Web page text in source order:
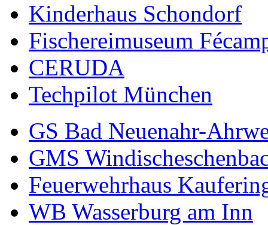
Kinderhaus Schondorf
Fischereimuseum
CERUDA
Techpilot München
GS Bad Neuenahr-
GMS
Feuerwehrhaus
WB Wasserburg am Inn